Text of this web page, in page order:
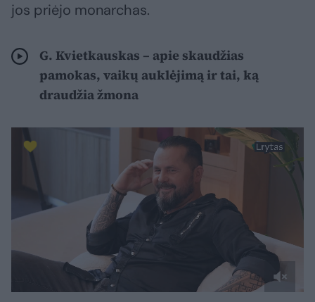
jos priėjo monarchas.
G. Kvietkauskas – apie skaudžias
pamokas, vaikų auklėjimą ir tai, ką
draudžia žmona